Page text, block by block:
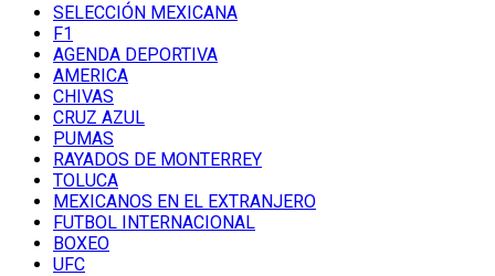
SELECCIÓN MEXICANA
F1
AGENDA DEPORTIVA
AMERICA
CHIVAS
CRUZ AZUL
PUMAS
RAYADOS DE MONTERREY
TOLUCA
MEXICANOS EN EL EXTRANJERO
FUTBOL INTERNACIONAL
BOXEO
UFC